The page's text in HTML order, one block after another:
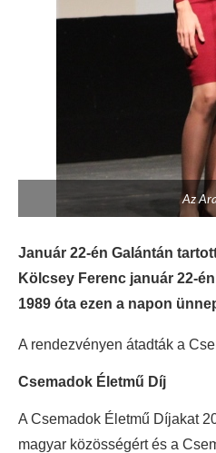
Az
Január 22-én Galántán
Kölcsey Ferenc január 22-
1989 óta ezen a napon
A rendezvényen átadták a
Csemadok Életmű Díj
A Csemadok Életmű Díjakat
magyar közösségért és a